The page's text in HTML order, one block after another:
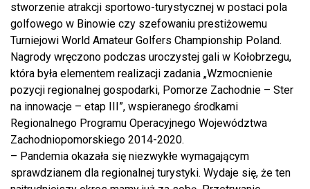
stworzenie atrakcji sportowo-turystycznej w postaci pola
golfowego w Binowie czy szefowaniu prestiżowemu
Turniejowi World Amateur Golfers Championship Poland.
Nagrody wręczono podczas uroczystej gali w Kołobrzegu,
która była elementem realizacji zadania „Wzmocnienie
pozycji regionalnej gospodarki, Pomorze Zachodnie – Ster
na innowacje – etap III”, wspieranego środkami
Regionalnego Programu Operacyjnego Województwa
Zachodniopomorskiego 2014-2020.
– Pandemia okazała się niezwykłe wymagającym
sprawdzianem dla regionalnej turystyki. Wydaje się, że ten